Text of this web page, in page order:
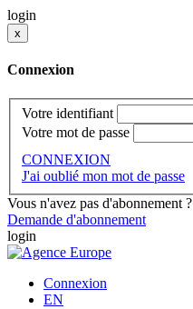
login
x
Connexion
Votre identifiant
Votre mot de passe
CONNEXION
J'ai oublié mon mot de passe
Vous n'avez pas d'abonnement ?
Demande d'abonnement
login
Connexion
EN